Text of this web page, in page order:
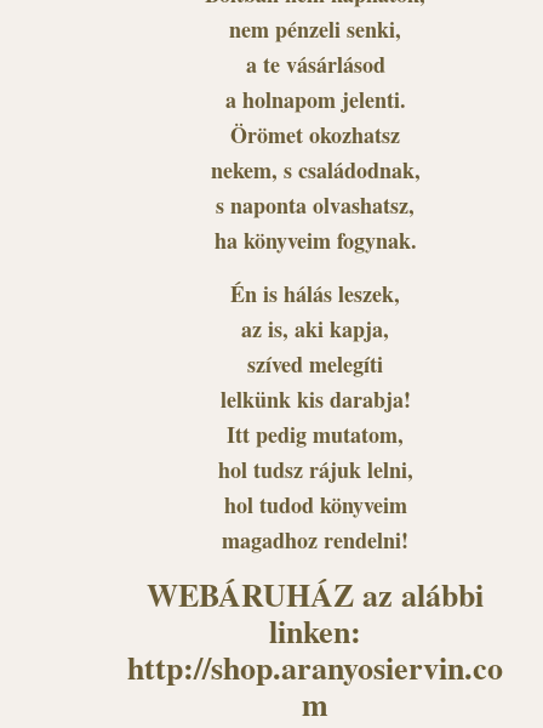
nem pénzeli senki,
a te vásárlásod
a holnapom jelenti.
Örömet okozhatsz
nekem, s családodnak,
s naponta olvashatsz,
ha könyveim fogynak.
Én is hálás leszek,
az is, aki kapja,
szíved melegíti
lelkünk kis darabja!
Itt pedig mutatom,
hol tudsz rájuk lelni,
hol tudod könyveim
magadhoz rendelni!
WEBÁRUHÁZ az alábbi
linken:
http://shop.aranyosiervin.co
m